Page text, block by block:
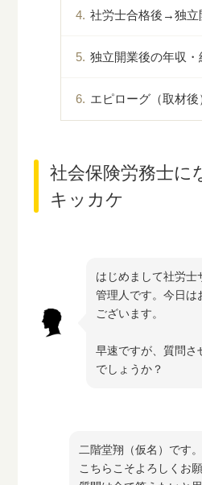
社労士合格後→独立
独立開業後の年収・
エピローグ（取材後
社会保険労務士に
キッカケ
はじめまして社労士
管理人です。今日は
ございます。
早速ですが、質問さ
でしょうか？
二階堂翔（仮名）です。
こちらこそよろしくお